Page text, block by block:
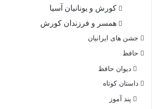
کورش و یونانیان آسیا
همسر و فرزندان کورش
جشن های ایرانیان
حافظ
دیوان حافظ
داستان کوتاه
پند آموز